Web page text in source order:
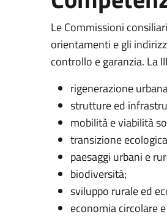
Le Commissioni
orientamenti e gli
controllo e garanzia. La
rigenerazione
strutture ed
mobilità e viabilità
transizione
paesaggi urbani e
biodiversità;
sviluppo rurale ed
economia circolare